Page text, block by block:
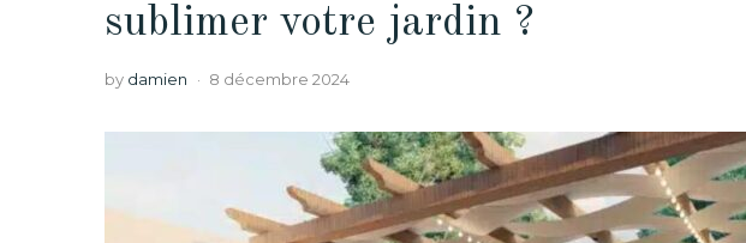
sublimer votre jardin ?
by damien 8 décembre 2024